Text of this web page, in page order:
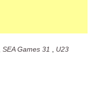
,SEA Games 31
U23